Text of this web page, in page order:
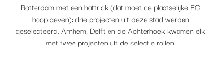
Rotterdam met een hattrick (dat moet de plaatselijke FC
hoop geven): drie projecten uit deze stad werden
geselecteerd. Arnhem, Delft en de Achterhoek kwamen elk
met twee projecten uit de selectie rollen.